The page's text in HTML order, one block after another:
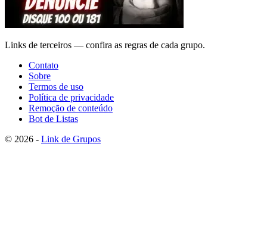
Links de terceiros — confira as regras de cada grupo.
Contato
Sobre
Termos de uso
Política de privacidade
Remoção de conteúdo
Bot de Listas
© 2026 - Link de Grupos